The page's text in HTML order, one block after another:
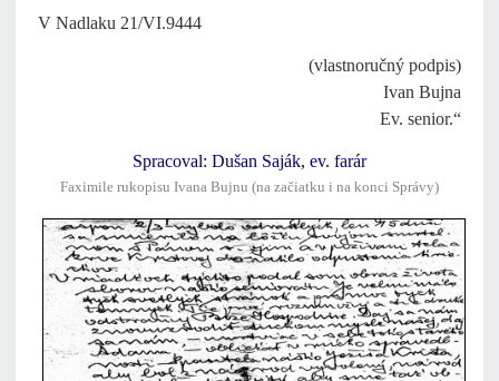
V Nadlaku 21/VI.9444
(vlastnoručný podpis)
Ivan Bujna
Ev. senior.“
Spracoval: Dušan Saják, ev. farár
Faximile rukopisu Ivana Bujnu (na začiatku i na konci Správy)